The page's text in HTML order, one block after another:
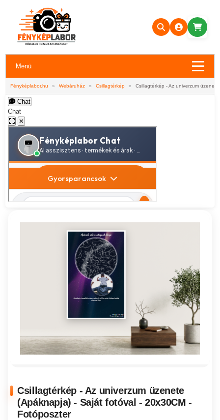
Menü
Fényképlabor.hu » Webáruház » Csillagtérkép » Csillagtérkép - Az univerzum
Chat
Chat
✕
Csillagtérkép - Az univerzum üzenete
(Apáknapja) - Saját fotóval - 20x30CM -
Fotóposzter